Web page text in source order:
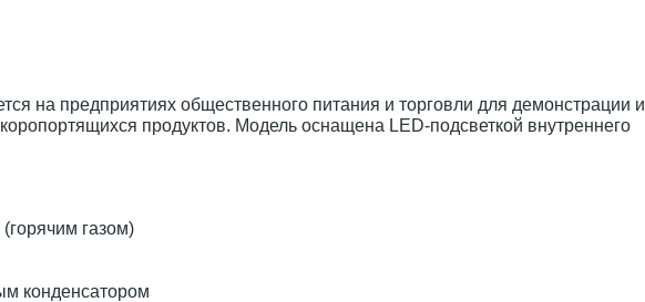
на предприятиях общественного питания и торговли для демонстрации и
продуктов. Модель оснащена LED-подсветкой внутреннего
газом)
конденсатором